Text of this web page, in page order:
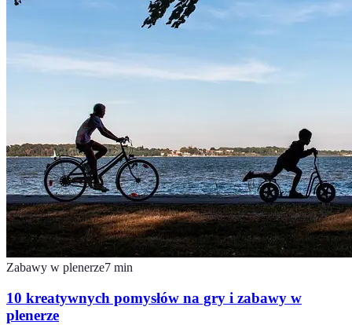
Zabawy w plenerze7 min
10 kreatywnych pomysłów na gry i zabawy w
plenerze